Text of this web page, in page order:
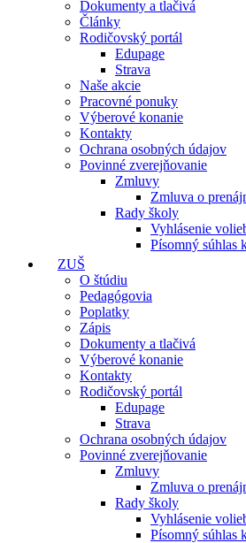
Dokumenty a tlačivá
Články
Rodičovský portál
Edupage
Strava
Naše akcie
Pracovné ponuky
Výberové konanie
Kontakty
Ochrana osobných údajov
Povinné zverejňovanie
Zmluvy
Zmluva o
Rady školy
Vyhlásenie
Písomný súhlas
ZUŠ
O štúdiu
Pedagógovia
Poplatky
Zápis
Dokumenty a tlačivá
Výberové konanie
Kontakty
Rodičovský portál
Edupage
Strava
Ochrana osobných údajov
Povinné zverejňovanie
Zmluvy
Zmluva o
Rady školy
Vyhlásenie
Písomný súhlas